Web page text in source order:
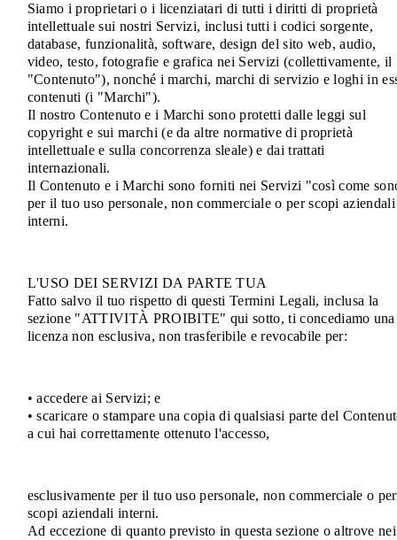
Siamo i proprietari o i licenziatari di tutti i diritti di proprietà
intellettuale sui nostri Servizi, inclusi tutti i codici sorgente,
database, funzionalità, software, design del sito web, audio,
video, testo, fotografie e grafica nei Servizi (collettivamente, il
"Contenuto"), nonché i marchi, marchi di servizio e loghi in
contenuti (i "Marchi").
Il nostro Contenuto e i Marchi sono protetti dalle leggi sul
copyright e sui marchi (e da altre normative di proprietà
intellettuale e sulla concorrenza sleale) e dai trattati
internazionali.
Il Contenuto e i Marchi sono forniti nei Servizi "così come
per il tuo uso personale, non commerciale o per scopi aziendali
interni.
L'USO DEI SERVIZI DA PARTE TUA
Fatto salvo il tuo rispetto di questi Termini Legali, inclusa la
sezione "ATTIVITÀ PROIBITE" qui sotto, ti concediamo una
licenza non esclusiva, non trasferibile e revocabile per:
• accedere ai Servizi; e
• scaricare o stampare una copia di qualsiasi parte del
a cui hai correttamente ottenuto l'accesso,
esclusivamente per il tuo uso personale, non commerciale o per
scopi aziendali interni.
Ad eccezione di quanto previsto in questa sezione o altrove nei